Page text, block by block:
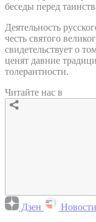
беседы перед
Деятельность
честь святого
свидетельствует о
ценят давние
толерантности.
Читайте нас в
Дзен Новости